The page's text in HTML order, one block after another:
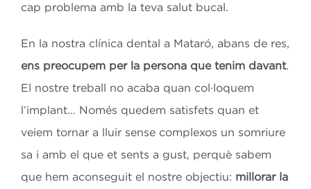
cap problema amb la teva salut bucal.
En la nostra clínica dental a Mataró, abans de res,
ens preocupem per la persona que tenim davant.
El nostre treball no acaba quan col·loquem
l’implant… Només quedem satisfets quan et
veiem tornar a lluir sense complexos un somriure
sa i amb el que et sents a gust, perquè sabem
que hem aconseguit el nostre objectiu: millorar la